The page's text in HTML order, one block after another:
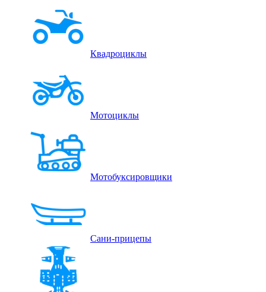
Квадроциклы
Мотоциклы
Мотобуксировщики
Сани-прицепы